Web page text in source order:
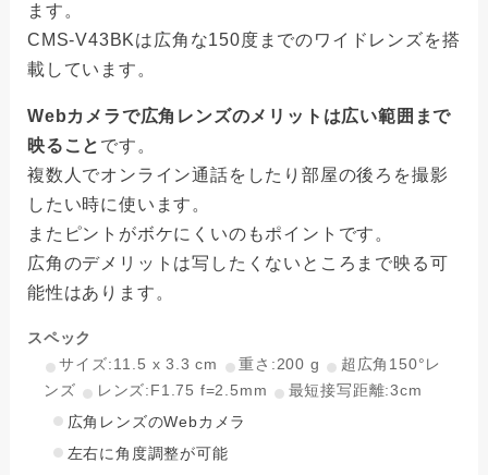
ます。
CMS-V43BKは広角な150度までのワイドレンズを搭
載しています。
Webカメラで広角レンズのメリットは広い範囲まで
映ること です。
複数人でオンライン通話をしたり部屋の後ろを撮影
したい時に使います。
またピントがボケにくいのもポイントです。
広角のデメリットは写したくないところまで映る可
能性はあります。
スペック
サイズ:11.5 x 3.3 cm
重さ:200 g
超広角150°レ
ンズ
レンズ:F1.75 f=2.5mm
最短接写距離:3cm
広角レンズのWebカメラ
左右に角度調整が可能